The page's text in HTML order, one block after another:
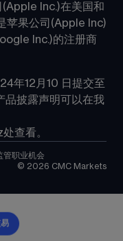
Inc.)在美国和
苹果公司(Apple Inc)
Inc.)的注册商
年12月10 日提交至
披露声明可以在我
处查看。
管职业机会
© 2026 CMC Markets